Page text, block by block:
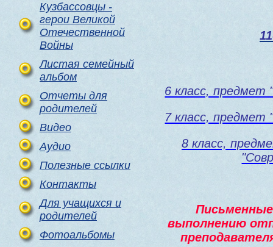
Кузбассовцы -
герои Великой
Отечественной
Войны
Листая семейный
альбом
Отчеты для
родителей
Видео
Аудио
Полезные ссылки
Контакты
Для учащихся и
родителей
Фотоальбомы
6 класс, предмет
7 класс, предмет
8 класс,
выполнению